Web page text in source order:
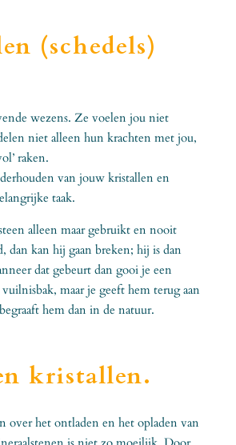
(schedels)
wezens. Ze voelen jou niet
niet alleen hun krachten met jou,
raken.
van jouw kristallen en
taak.
alleen maar gebruikt en nooit
dan kan hij gaan breken; hij is dan
dat gebeurt dan gooi je een
maar je geeft hem terug aan
hem dan in de natuur.
kristallen.
over het ontladen en het opladen van